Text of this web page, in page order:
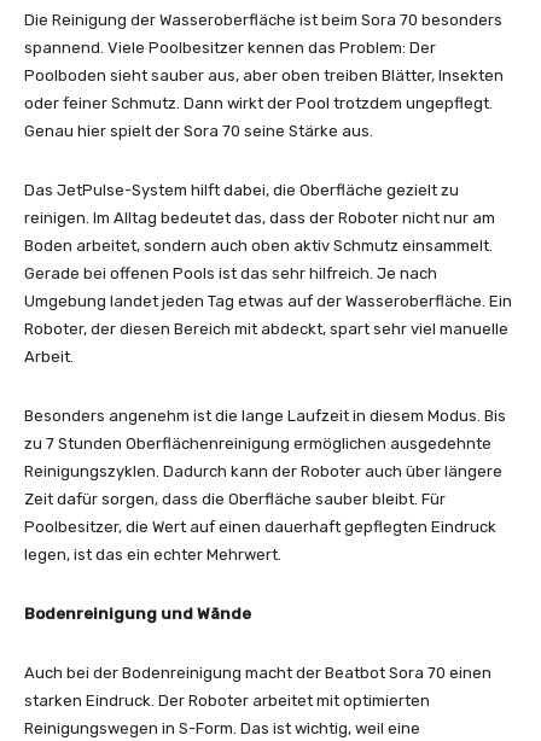
Die Reinigung der Wasseroberfläche ist beim Sora 70 besonders
spannend. Viele Poolbesitzer kennen das Problem: Der
Poolboden sieht sauber aus, aber oben treiben Blätter, Insekten
oder feiner Schmutz. Dann wirkt der Pool trotzdem ungepflegt.
Genau hier spielt der Sora 70 seine Stärke aus.
Das JetPulse-System hilft dabei, die Oberfläche gezielt zu
reinigen. Im Alltag bedeutet das, dass der Roboter nicht nur am
Boden arbeitet, sondern auch oben aktiv Schmutz einsammelt.
Gerade bei offenen Pools ist das sehr hilfreich. Je nach
Umgebung landet jeden Tag etwas auf der Wasseroberfläche. Ein
Roboter, der diesen Bereich mit abdeckt, spart sehr viel manuelle
Arbeit.
Besonders angenehm ist die lange Laufzeit in diesem Modus. Bis
zu 7 Stunden Oberflächenreinigung ermöglichen ausgedehnte
Reinigungszyklen. Dadurch kann der Roboter auch über längere
Zeit dafür sorgen, dass die Oberfläche sauber bleibt. Für
Poolbesitzer, die Wert auf einen dauerhaft gepflegten Eindruck
legen, ist das ein echter Mehrwert.
Bodenreinigung und Wände
Auch bei der Bodenreinigung macht der Beatbot Sora 70 einen
starken Eindruck. Der Roboter arbeitet mit optimierten
Reinigungswegen in S-Form. Das ist wichtig, weil eine